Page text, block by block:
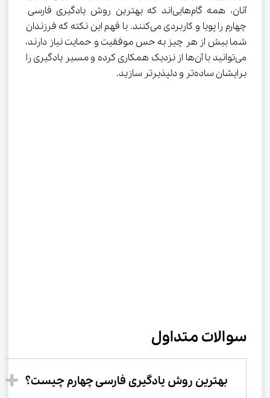
آنان، همه گام‌هایی‌اند که بهترین روش یادگیری فارسی
چهارم را پویا و کاربردی می‌کنند. با فهم این نکته که فرزندان
شما بیش از هر چیز به حس موفقیت و حمایت نیاز دارند،
می‌توانید با آن‌ها از نزدیک همکاری کرده و مسیر یادگیری را
برایشان ساده‌تر و دلپذیرتر سازید.
سوالات متداول
بهترین روش یادگیری فارسی چهارم چیست؟